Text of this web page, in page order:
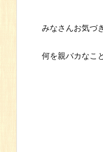
みなさんお気づ
何を親バカなこ